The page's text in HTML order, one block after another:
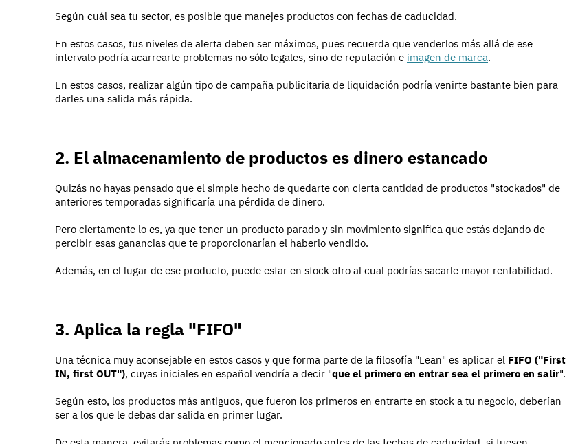
Según cuál sea tu sector, es posible que manejes productos con fechas de caducidad.
En estos casos, tus niveles de alerta deben ser máximos, pues recuerda que venderlos más allá de ese
intervalo podría acarrearte problemas no sólo legales, sino de reputación e imagen de marca.
En estos casos, realizar algún tipo de campaña publicitaria de liquidación podría venirte bastante bien para
darles una salida más rápida.
2. El almacenamiento de productos es dinero estancado
Quizás no hayas pensado que el simple hecho de quedarte con cierta cantidad de productos "stockados" de
anteriores temporadas significaría una pérdida de dinero.
Pero ciertamente lo es, ya que tener un producto parado y sin movimiento significa que estás dejando de
percibir esas ganancias que te proporcionarían el haberlo vendido.
Además, en el lugar de ese producto, puede estar en stock otro al cual podrías sacarle mayor rentabilidad.
3. Aplica la regla "FIFO"
Una técnica muy aconsejable en estos casos y que forma parte de la filosofía "Lean" es aplicar el FIFO ("First
IN, first OUT"), cuyas iniciales en español vendría a decir "que el primero en entrar sea el primero en salir".
Según esto, los productos más antiguos, que fueron los primeros en entrarte en stock a tu negocio, deberían
ser a los que le debas dar salida en primer lugar.